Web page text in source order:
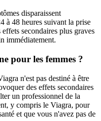
disparaissent
à 48 heures suivant la prise
secondaires plus graves
immédiatement.
pour les femmes ?
n'est pas destiné à être
des effets secondaires
un professionnel de la
y compris le Viagra, pour
et que vous n'avez pas de